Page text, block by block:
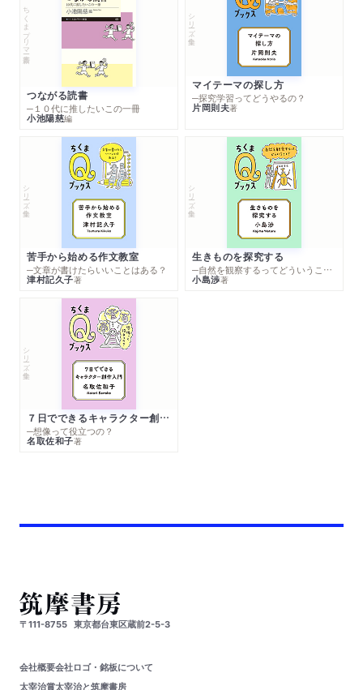
ちくまプリマー新書
つながる読書
─１０代に推したいこの一冊
小池陽慈編
シリーズ・全集
マイテーマの探し方
─探究学習ってどうやるの？
片岡則夫著
シリーズ・全集
苦手から始める作文教室
─文章が書けたらいいことはある？
津村記久子著
シリーズ・全集
生きものを探究する
─自然を観察するってどういうこと？
小島渉著
シリーズ・全集
７日でできるキャラクター創作入門
─想像って役立つの？
名取佐和子著
〒111-8755 東京都台東区蔵前2-5-3
会社概要会社ロゴ・銘板について
太宰治賞太宰治と筑摩書房